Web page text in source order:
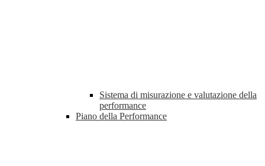
Sistema di misurazione e valutazione della
performance
Piano della Performance